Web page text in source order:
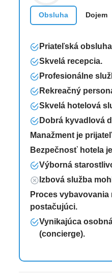
Cyklistika
Tenis: osvetlený kurt
Wellness:
Masáže: thajská
masáž
Wellness area/Spa:
20:00, tretia strana
Masáže: klasická
Kozmetické
Zábava:
Živá kapela/-Music
tematické večery
Obsluha Dojem
Priateľská
Skvelá recepcia.
Profesionálne
Rekreačný
Skvelá hotelová
Dobrá kyvadlová
Manažment je
Bezpečnosť hotela
Výborná
Izbová služba
Proces vybavovania
postačujúci.
Vynikajúca
(concierge).